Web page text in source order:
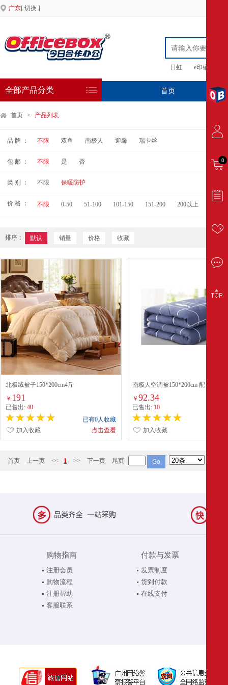
广东[ 切换 ]
日虹 e印硒鼓
全部产品分类 首页 专
首页 > 产品列表
品 牌 ： 不限 双鱼 南极人 迎馨 瑞卡丝
包 邮 ： 不限 是 否
类 别 ： 不限 保暖防护
价 格 ： 不限 0-50 51-100 101-150 151-200 200以上
排序： 默认 销量 价格 收藏
北极绒被子150*200cm4斤
￥ 191
已售出: 40
已有0人收藏
点击查看
加入收藏
南极人空调被150*200cm 配
￥92.34
已售出: 10
加入收藏
首页 上一页 << 1 >> 下一页 尾页
购物指南
注册会员
购物流程
注册帮助
客服联系
付款与发票
发票制度
货到付款
在线支付
0